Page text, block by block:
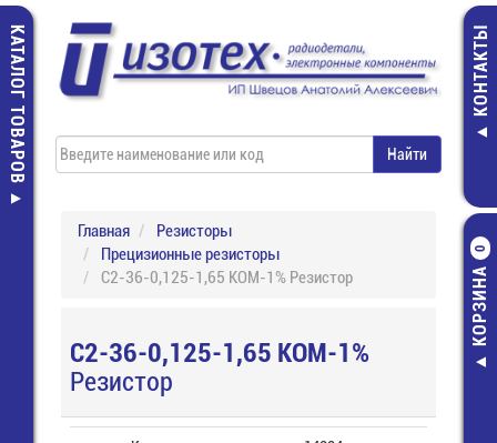
КАТАЛОГ ТОВАРОВ КОНТАКТЫ
КОРЗИНА
0
Главная
Резисторы
Прецизионные резисторы
С2-36-0,125-1,65 КОМ-1% Резистор
С2-36-0,125-1,65 КОМ-1%
Резистор